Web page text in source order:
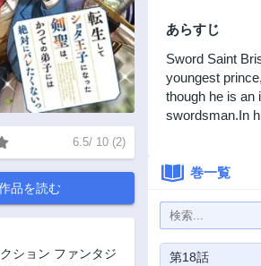
6.5/ 10 (2)
品を読む
ション ファンタジ
あらすじ
Sword Saint
youngest
though he is an
swordsman.In
巻一覧
第18話